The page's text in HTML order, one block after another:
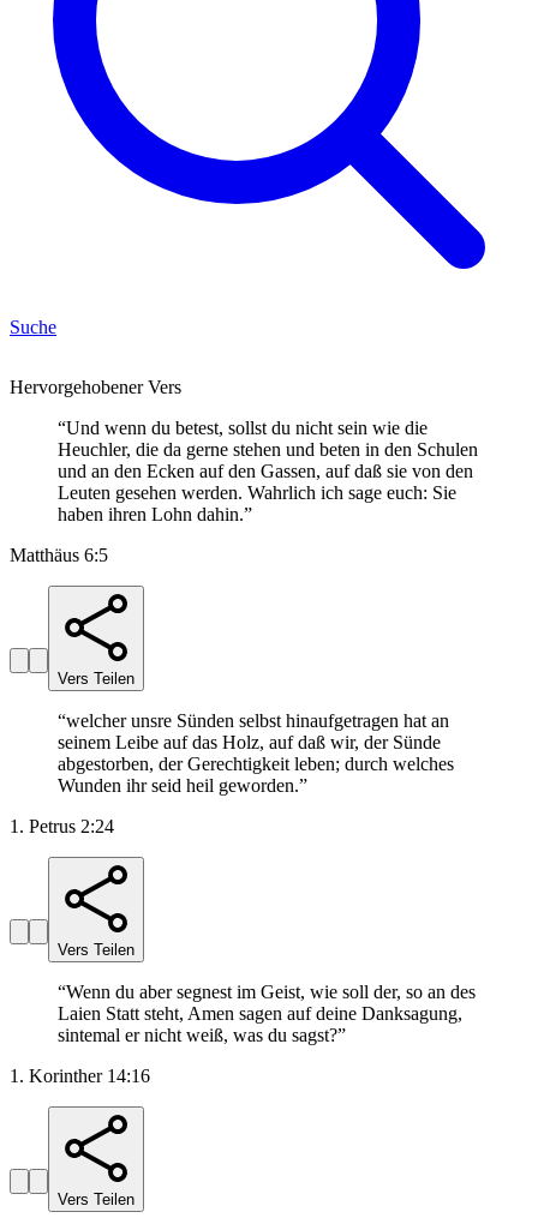
Suche
Hervorgehobener Vers
“Und wenn du betest, sollst du nicht sein wie die
Heuchler, die da gerne stehen und beten in den Schulen
und an den Ecken auf den Gassen, auf daß sie von den
Leuten gesehen werden. Wahrlich ich sage euch: Sie
haben ihren Lohn dahin.”
Matthäus 6:5
Vers Teilen
“welcher unsre Sünden selbst hinaufgetragen hat an
seinem Leibe auf das Holz, auf daß wir, der Sünde
abgestorben, der Gerechtigkeit leben; durch welches
Wunden ihr seid heil geworden.”
1. Petrus 2:24
Vers Teilen
“Wenn du aber segnest im Geist, wie soll der, so an des
Laien Statt steht, Amen sagen auf deine Danksagung,
sintemal er nicht weiß, was du sagst?”
1. Korinther 14:16
Vers Teilen